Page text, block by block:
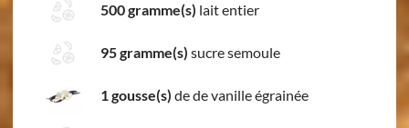
500 gramme(s) lait entier
95 gramme(s) sucre semoule
1 gousse(s) de de vanille égrainée